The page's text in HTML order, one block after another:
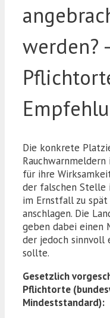
werden?
Die konkrete
für ihre
der falschen
im Ernstfall zu
anschlagen. Die
geben dabei einen
der jedoch
sollte.
Gesetzlich
Pflichtorte
Mindeststandard):